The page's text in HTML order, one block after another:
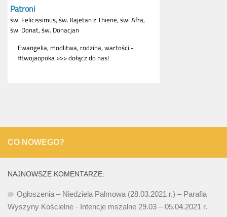
CO NOWEGO?
NAJNOWSZE KOMENTARZE:
Ogłoszenia – Niedziela Palmowa (28.03.2021 r.) – Parafia
Wyszyny Kościelne - Intencje mszalne 29.03 – 05.04.2021 r.